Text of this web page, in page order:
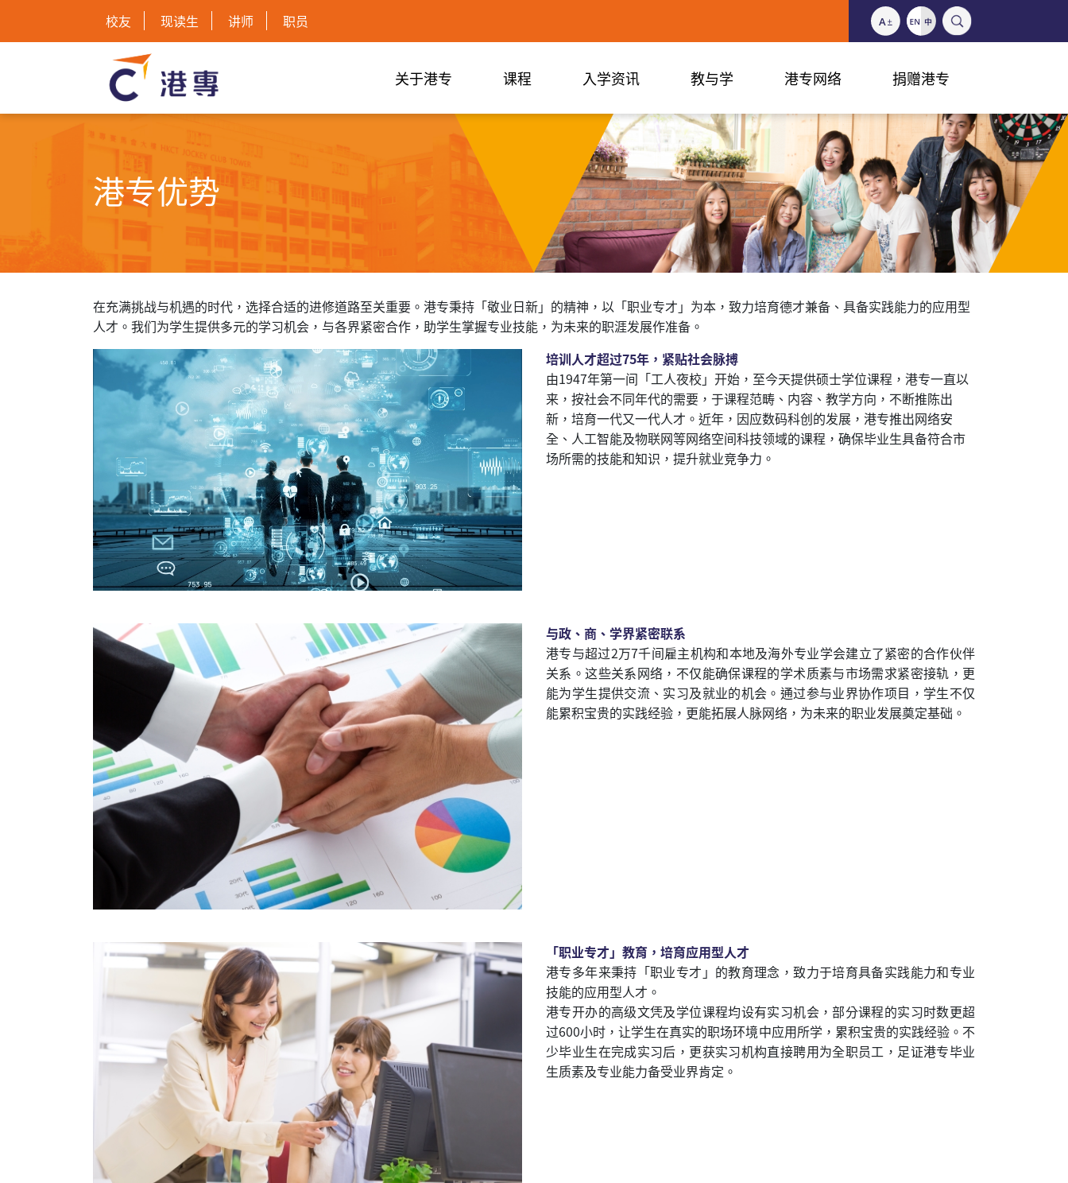
校友 现读生 讲师 职员
关于港专 课程 入学资讯 教与学 港专网络 捐赠港专
港专优势
在充满挑战与机遇的时代，选择合适的进修道路至关重要。港专秉持「敬业日新」的精神，以「职业专才」为本，致力培育德才兼备、具备实践能力的应用型
人才。我们为学生提供多元的学习机会，与各界紧密合作，助学生掌握专业技能，为未来的职涯发展作准备。
培训人才超过75年，紧贴社会脉搏
由1947年第一间「工人夜校」开始，至今天提供硕士学位课程，港专一直以
来，按社会不同年代的需要，于课程范畴、内容、教学方向，不断推陈出
新，培育一代又一代人才。近年，因应数码科创的发展，港专推出网络安
全、人工智能及物联网等网络空间科技领域的课程，确保毕业生具备符合市
场所需的技能和知识，提升就业竞争力。
与政、商、学界紧密联系
港专与超过2万7千间雇主机构和本地及海外专业学会建立了紧密的合作伙伴
关系。这些关系网络，不仅能确保课程的学术质素与市场需求紧密接轨，更
能为学生提供交流、实习及就业的机会。通过参与业界协作项目，学生不仅
能累积宝贵的实践经验，更能拓展人脉网络，为未来的职业发展奠定基础。
「职业专才」教育，培育应用型人才
港专多年来秉持「职业专才」的教育理念，致力于培育具备实践能力和专业
技能的应用型人才。
港专开办的高级文凭及学位课程均设有实习机会，部分课程的实习时数更超
过600小时，让学生在真实的职场环境中应用所学，累积宝贵的实践经验。不
少毕业生在完成实习后，更获实习机构直接聘用为全职员工，足证港专毕业
生质素及专业能力备受业界肯定。